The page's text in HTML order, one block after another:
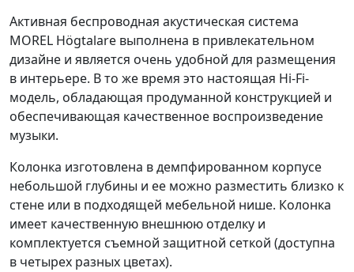
Активная беспроводная акустическая система
MOREL Högtalare выполнена в привлекательном
дизайне и является очень удобной для размещения
в интерьере. В то же время это настоящая Hi-Fi-
модель, обладающая продуманной конструкцией и
обеспечивающая качественное воспроизведение
музыки.
Колонка изготовлена в демпфированном корпусе
небольшой глубины и ее можно разместить близко к
стене или в подходящей мебельной нише. Колонка
имеет качественную внешнюю отделку и
комплектуется съемной защитной сеткой (доступна
в четырех разных цветах).